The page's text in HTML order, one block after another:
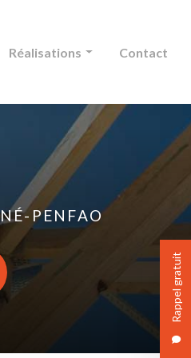
Rappel gratuit
Réalisations
Couverture
Extension maison
Autres activités
Contact
PENFAO